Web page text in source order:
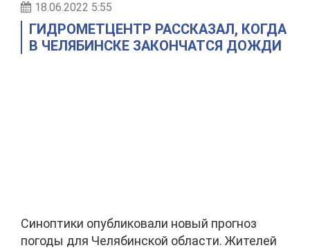
18.06.2022 5:55
ГИДРОМЕТЦЕНТР РАССКАЗАЛ, КОГДА
В ЧЕЛЯБИНСКЕ ЗАКОНЧАТСЯ ДОЖДИ
Синоптики опубликовали новый прогноз
погоды для Челябинской области. Жителей